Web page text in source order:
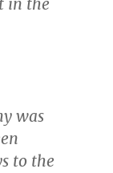
in the
was
to the